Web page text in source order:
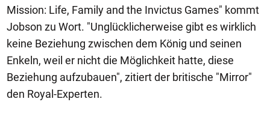
Mission: Life, Family and the Invictus Games" kommt
Jobson zu Wort. "Unglücklicherweise gibt es wirklich
keine Beziehung zwischen dem König und seinen
Enkeln, weil er nicht die Möglichkeit hatte, diese
Beziehung aufzubauen", zitiert der britische "Mirror"
den Royal-Experten.